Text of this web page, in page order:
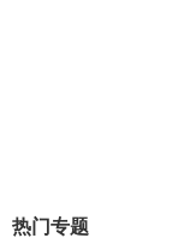
热门专题